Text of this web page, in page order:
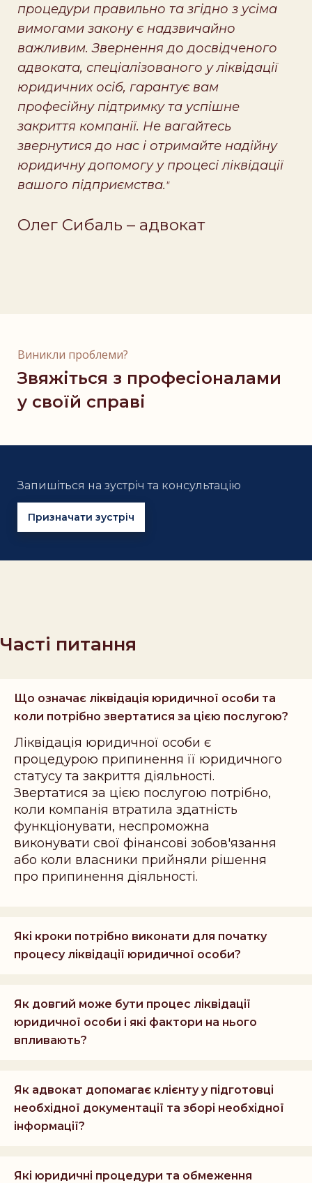
процедури правильно та згідно з усіма
вимогами закону є надзвичайно
важливим. Звернення до досвідченого
адвоката, спеціалізованого у ліквідації
юридичних осіб, гарантує вам
професійну підтримку та успішне
закриття компанії. Не вагайтесь
звернутися до нас і отримайте надійну
юридичну допомогу у процесі ліквідації
вашого підприємства."
Олег Сибаль – адвокат
Виникли проблеми?
Звяжіться з професіоналами
у своїй справі
Запишіться на зустріч та консультацію
Призначати зустріч
Часті питання
Що означає ліквідація юридичної особи та
коли потрібно звертатися за цією послугою?
Ліквідація юридичної особи є
процедурою припинення її юридичного
статусу та закриття діяльності.
Звертатися за цією послугою потрібно,
коли компанія втратила здатність
функціонувати, неспроможна
виконувати свої фінансові зобов'язання
або коли власники прийняли рішення
про припинення діяльності.
Які кроки потрібно виконати для початку
процесу ліквідації юридичної особи?
Як довгий може бути процес ліквідації
юридичної особи і які фактори на нього
впливають?
Як адвокат допомагає клієнту у підготовці
необхідної документації та зборі необхідної
інформації?
Які юридичні процедури та обмеження